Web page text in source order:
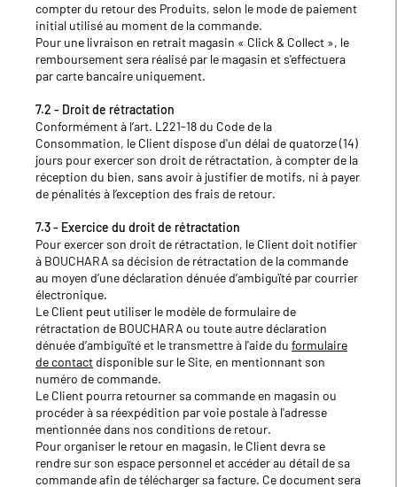
compter du retour des Produits, selon le mode de paiement
initial utilisé au moment de la commande.
Pour une livraison en retrait magasin « Click & Collect », le
remboursement sera réalisé par le magasin et s'effectuera
par carte bancaire uniquement.
7.2 - Droit de rétractation
Conformément à l’art. L221-18 du Code de la
Consommation, le Client dispose d'un délai de quatorze (14)
jours pour exercer son droit de rétractation, à compter de la
réception du bien, sans avoir à justifier de motifs, ni à payer
de pénalités à l’exception des frais de retour.
7.3 - Exercice du droit de rétractation
Pour exercer son droit de rétractation, le Client doit notifier
à BOUCHARA sa décision de rétractation de la commande
au moyen d’une déclaration dénuée d’ambiguïté par courrier
électronique.
Le Client peut utiliser le modèle de formulaire de
rétractation de BOUCHARA ou toute autre déclaration
dénuée d’ambiguïté et le transmettre à l'aide du formulaire
de contact disponible sur le Site, en mentionnant son
numéro de commande.
Le Client pourra retourner sa commande en magasin ou
procéder à sa réexpédition par voie postale à l'adresse
mentionnée dans nos conditions de retour.
Pour organiser le retour en magasin, le Client devra se
rendre sur son espace personnel et accéder au détail de sa
commande afin de télécharger sa facture. Ce document sera